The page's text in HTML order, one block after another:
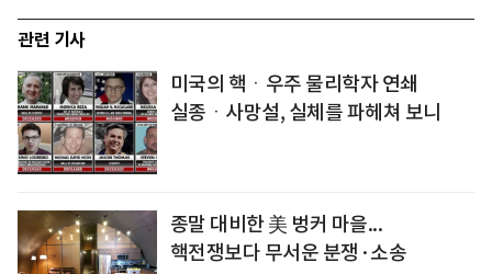
관련 기사
미국의 핵ㆍ우주 물리학자 연쇄
실종ㆍ사망설, 실체를 파헤쳐 보니
종말 대비한 美 벙커 마을...
핵전쟁보다 무서운 분쟁·소송